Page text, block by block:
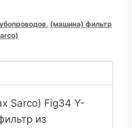
, (машина) фильтр
Sarco) Fig34 Y-
из